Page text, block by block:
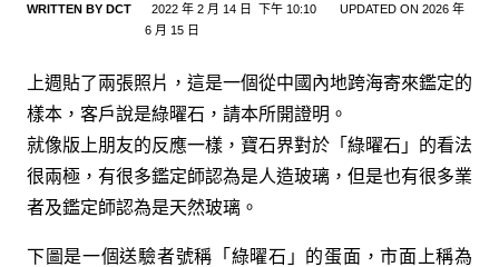
WRITTEN BY DCT 2022 年 2 月 14 日 下午 10:10
UPDATED ON 2026 年
6 月 15 日
上週貼了兩張照片，這是一個從中國內地跨海寄來鑑定的
樣本，客戶說是綠曜石，請本所開證明。
就像版上朋友的反應一樣，寶石界對於「綠曜石」的看法
很兩極，有很多鑑定師認為是人造玻璃，但是也有很多業
者及鑑定師認為是天然玻璃。
下圖是一個送驗者號稱「綠曜石」的蛋面，市面上稱為